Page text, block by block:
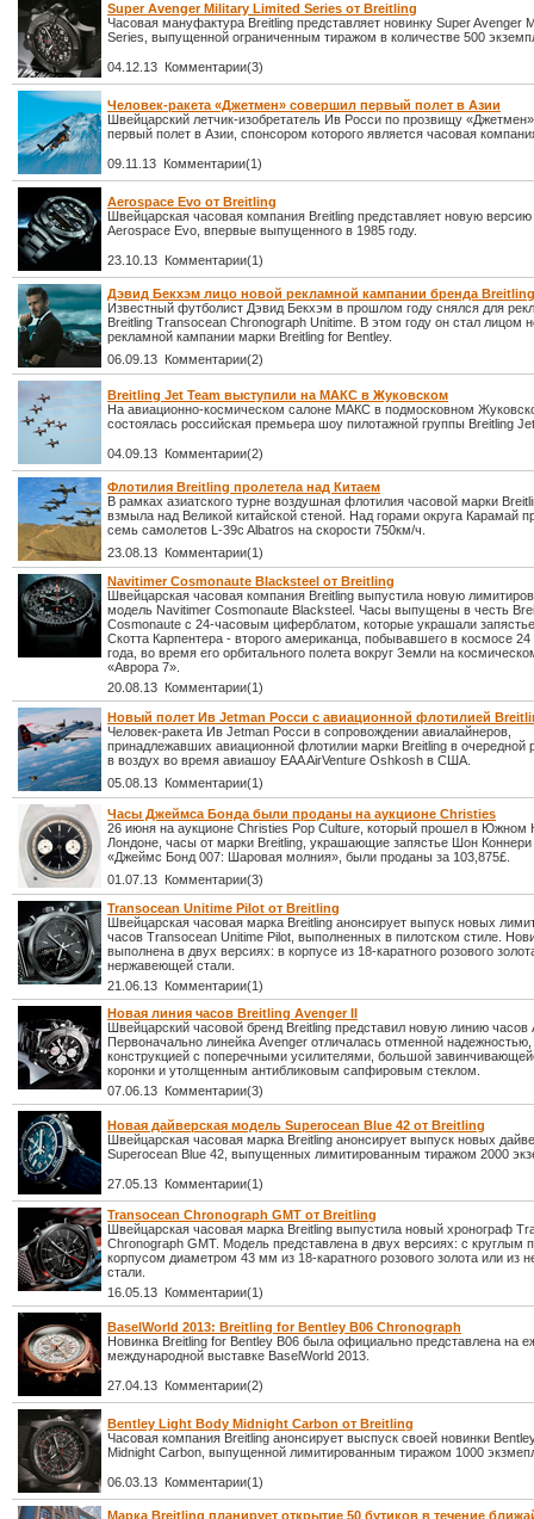
Super Avenger Military Limited Series от Breitling
Часовая мануфактура Breitling представляет новинку Super Avenger
Series, выпущенной ограниченным тиражом в количестве 500
04.12.13 Комментарии(3)
Человек-ракета «Джетмен» совершил первый полет в Азии
Швейцарский летчик-изобретатель Ив Росси по прозвищу
первый полет в Азии, спонсором которого является часовая
09.11.13 Комментарии(1)
Aerospace Evo от Breitling
Швейцарская часовая компания Breitling представляет новую
Aerospace Evo, впервые выпущенного в 1985 году.
23.10.13 Комментарии(1)
Дэвид Бекхэм лицо новой рекламной кампании бренда
Известный футболист Дэвид Бекхэм в прошлом году снялся для
Breitling Transocean Chronograph Unitime. В этом году он стал лицом
рекламной кампании марки Breitling for Bentley.
06.09.13 Комментарии(2)
Breitling Jet Team выступили на МАКС в Жуковском
На авиационно-космическом салоне МАКС в подмосковном
состоялась российская премьера шоу пилотажной группы Breitling
04.09.13 Комментарии(2)
Флотилия Breitling пролетела над Китаем
В рамках азиатского турне воздушная флотилия часовой марки
взмыла над Великой китайской стеной. Над горами округа Карамай
семь самолетов L-39c Albatros на скорости 750км/ч.
23.08.13 Комментарии(1)
Navitimer Cosmonaute Blacksteel от Breitling
Швейцарская часовая компания Breitling выпустила новую
модель Navitimer Cosmonaute Blacksteel. Часы выпущены в честь
Cosmonaute с 24-часовым циферблатом, которые украшали
Скотта Карпентера - второго американца, побывавшего в космосе
года, во время его орбитального полета вокруг Земли на
«Аврора 7».
20.08.13 Комментарии(1)
Новый полет Ив Jetman Росси с авиационной флотилией
Человек-ракета Ив Jetman Росси в сопровождении авиалайнеров,
принадлежавших авиационной флотилии марки Breitling в очередной
в воздух во время авиашоу EAA AirVenture Oshkosh в США.
05.08.13 Комментарии(1)
Часы Джеймса Бонда были проданы на аукционе Christies
26 июня на аукционе Christies Pop Culture, который прошел в Южном
Лондоне, часы от марки Breitling, украшающие запястье Шон
«Джеймс Бонд 007: Шаровая молния», были проданы за 103,875£.
01.07.13 Комментарии(3)
Transocean Unitime Pilot от Breitling
Швейцарская часовая марка Breitling анонсирует выпуск новых
часов Transocean Unitime Pilot, выполненных в пилотском стиле.
выполнена в двух версиях: в корпусе из 18-каратного розового
нержавеющей стали.
21.06.13 Комментарии(1)
Новая линия часов Breitling Avenger II
Швейцарский часовой бренд Breitling представил новую линию часов
Первоначально линейка Avenger отличалась отменной
конструкцией с поперечными усилителями, большой
коронки и утолщенным антибликовым сапфировым стеклом.
07.06.13 Комментарии(3)
Новая дайверская модель Superocean Blue 42 от Breitling
Швейцарская часовая марка Breitling анонсирует выпуск новых
Superocean Blue 42, выпущенных лимитированным тиражом 2000
27.05.13 Комментарии(1)
Transocean Chronograph GMT от Breitling
Швейцарская часовая марка Breitling выпустила новый хронограф
Chronograph GMT. Модель представлена в двух версиях: с круглым
корпусом диаметром 43 мм из 18-каратного розового золота или из
стали.
16.05.13 Комментарии(1)
BaselWorld 2013: Breitling for Bentley B06 Chronograph
Новинка Breitling for Bentley B06 была официально представлена на
международной выставке BaselWorld 2013.
27.04.13 Комментарии(2)
Bentley Light Body Midnight Carbon от Breitling
Часовая компания Breitling анонсирует выспуск своей новинки
Midnight Carbon, выпущенной лимитированным тиражом 1000
06.03.13 Комментарии(1)
Марка Breitling планирует открытие 50 бутиков в течение